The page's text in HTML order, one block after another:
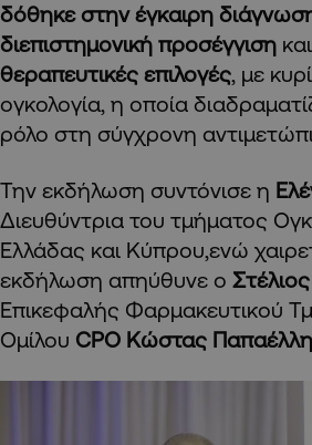
δόθηκε στην έγκαιρη
διεπιστημονική προσέγγιση
θεραπευτικές επιλογές, με
ογκολογία, η οποία
ρόλο στη σύγχρονη
Την εκδήλωση συντόνισε η
Διευθύντρια του τμήματος
Ελλάδας και Κύπρου,ενώ
εκδήλωση απηύθυνε ο
Επικεφαλής Φαρμακευτικού
Ομίλου CPO Κώστας